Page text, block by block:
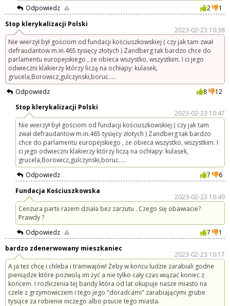
Odpowiedz
2
1
Stop klerykalizacji Polski
2023-02-23 10:38
Nie wierzył był gościom od fundacji kościuszkowskiej ( czy jak tam zwał
defraudantow m.in.465 tysięcy złotych ) Zandberg tak bardzo chce do
parlamentu europejskiego , że obieca wszystko, wszystkim. I ci jego
odwieczni klakierzy którzy liczą na ochłapy: kulasek,
grucela,Borowicz,gulczynski,boruc.....
Odpowiedz
8
12
Stop klerykalizacji Polski
2023-02-23 10:47
Nie wierzył był gościom od fundacji kościuszkowskiej ( czy jak tam
zwał defraudantow m.in.465 tysięcy złotych ) Zandberg tak bardzo
chce do parlamentu europejskiego , że obieca wszystko, wszystkim. I
ci jego odwieczni klakierzy którzy liczą na ochłapy: kulasek,
grucela,Borowicz,gulczynski,boruc.....
Odpowiedz
7
6
Fundacja Kościuszkowska
2023-02-23 10:49
Cenzura partii razem działa bez zarzutu . Czego się obawiacie?
Prawdy ?
Odpowiedz
7
1
bardzo zdenerwowany mieszkaniec
2023-02-23 10:17
A ja też chcę i chleba i tramwajów! Żeby w końcu ludzie zarabiali godne
pieniądze które pozwolą im żyć a nie tylko cały czas wiązać koniec z
końcem. I rozliczenia tej bandy która od lat okupuje nasze miasto na
czele z grzymowiczem i tego jego "doradcami" zarabiającymi grube
tysiące za robienie niczego albo psucie tego miasta.